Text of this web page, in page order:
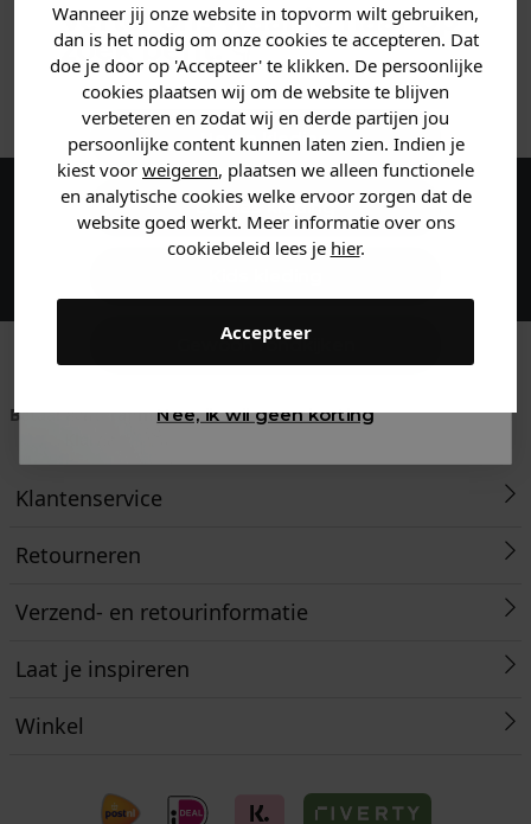
Wanneer jij onze website in topvorm wilt gebruiken,
dan is het nodig om onze cookies te accepteren. Dat
doe je door op 'Accepteer' te klikken. De persoonlijke
cookies plaatsen wij om de website te blijven
verbeteren en zodat wij en derde partijen jou
persoonlijke content kunnen laten zien. Indien je
kiest voor weigeren, plaatsen we alleen functionele
en analytische cookies welke ervoor zorgen dat de
website goed werkt. Meer informatie over ons
cookiebeleid lees je hier.
Accepteer
MATERIAAL & WASVOORSCHRIFT
ANDERE BESTELDEN OOK
Maak een account aan en ontvang 5%
korting op je eerste bestelling!
Betaal achteraf met
Voor 23:59 besteld
Klanten beoordelen
Klantenservice
Retourneren
Verzend- en retourinformatie
Laat je inspireren
Winkel
Vertel ons waar je naar op
zoek bent. 👇
Heren kleding
Dames kleding
Gewoon rondkijken
Nee, ik wil geen korting